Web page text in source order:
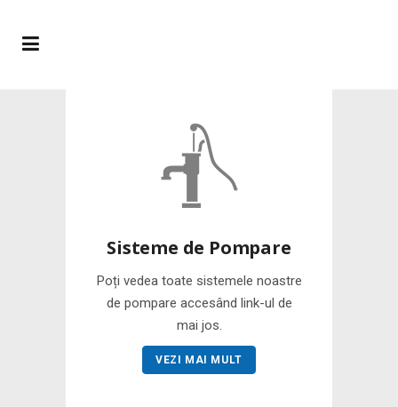
Sisteme de Pompare
Poți vedea toate sistemele noastre
de pompare accesând link-ul de
mai jos.
VEZI MAI MULT